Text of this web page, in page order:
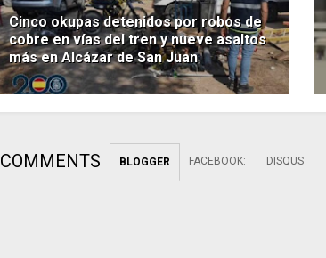
Cinco okupas detenidos por robos de
cobre en vías del tren y nueve asaltos
más en Alcázar de San Juan
COMMENTS BLOGGER FACEBOOK: DISQUS